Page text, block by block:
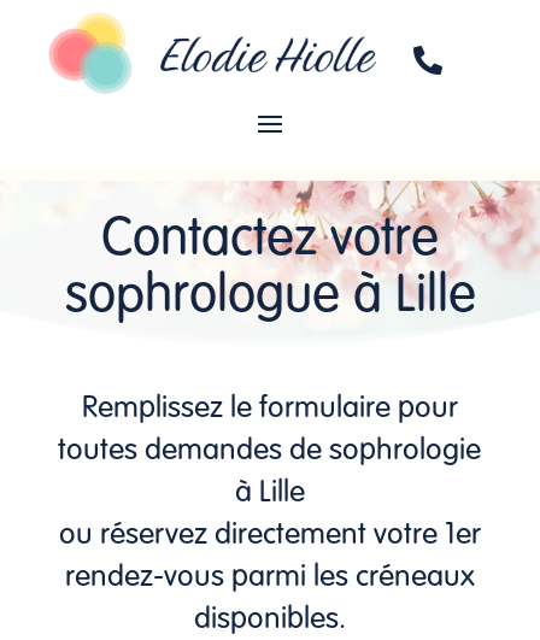

Contactez votre
sophrologue à Lille
Remplissez le formulaire pour
toutes demandes de sophrologie
à Lille
ou réservez directement votre 1er
rendez-vous parmi les créneaux
disponibles.